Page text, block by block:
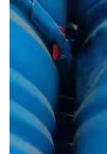
过硫酸钠
聚合硫酸铁
大苏打